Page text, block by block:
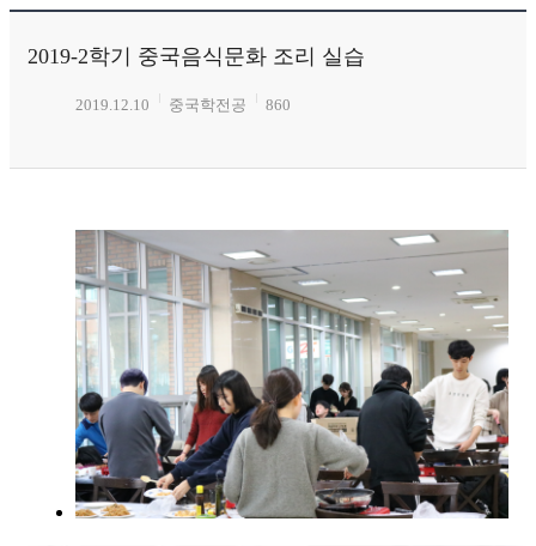
2019-2학기 중국음식문화 조리 실습
2019.12.10 중국학전공 860